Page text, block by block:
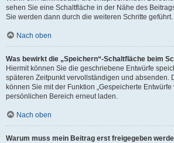
sehen Sie eine Schaltfläche in der Nähe des
Sie werden dann durch die weiteren Schritte geführt.
Nach oben
Was bewirkt die „Speichern“-Schaltfläche beim
Hiermit können Sie die geschriebene Entwürfe
späteren Zeitpunkt vervollständigen und absenden.
können Sie mit der Funktion „Gespeicherte Entwürfe
persönlichen Bereich erneut laden.
Nach oben
Warum muss mein Beitrag erst freigegeben